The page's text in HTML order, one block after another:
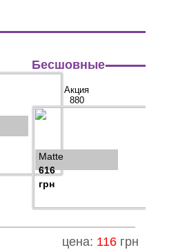
Бесшовные
Акция
880
Matte
616
грн
цена: 116 грн